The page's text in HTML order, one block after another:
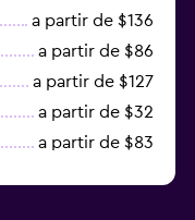
a partir de $136
a partir de $86
a partir de $127
a partir de $32
a partir de $83